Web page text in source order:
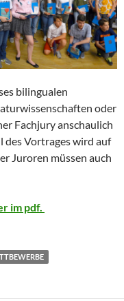
bilingualen
oder
Fachjury anschaulich
des Vortrages wird auf
Juroren müssen auch
im pdf.